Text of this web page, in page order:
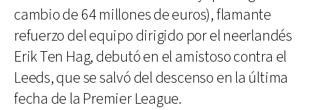
cambio de 64 millones de euros), flamante
refuerzo del equipo dirigido por el neerlandés
Erik Ten Hag, debutó en el amistoso contra el
Leeds, que se salvó del descenso en la última
fecha de la Premier League.